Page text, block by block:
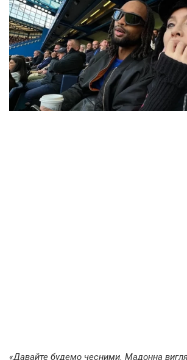
«Давайте будемо чесними. Мадонна